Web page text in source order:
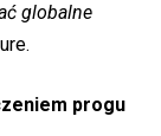
globalne
progu